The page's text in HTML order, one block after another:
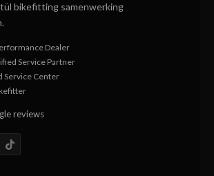
bikefitting samenwerking
Dealer
Service Partner
Service Center
reviews